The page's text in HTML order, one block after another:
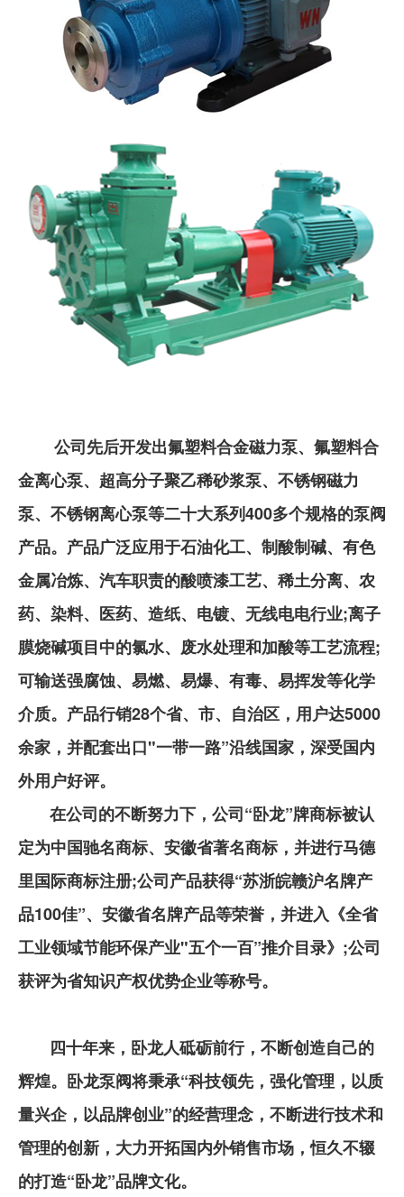
公司先后开发出氟塑料合金磁力泵、氟塑料合
金离心泵、超高分子聚乙稀砂浆泵、不锈钢磁力
泵、不锈钢离心泵等二十大系列400多个规格的泵阀
产品。产品广泛应用于石油化工、制酸制碱、有色
金属冶炼、汽车职责的酸喷漆工艺、稀土分离、农
药、染料、医药、造纸、电镀、无线电电行业;离子
膜烧碱项目中的氯水、废水处理和加酸等工艺流程;
可输送强腐蚀、易燃、易爆、有毒、易挥发等化学
介质。产品行销28个省、市、自治区，用户达5000
余家，并配套出口"一带一路”沿线国家，深受国内
外用户好评。
在公司的不断努力下，公司“卧龙”牌商标被认
定为中国驰名商标、安徽省著名商标，并进行马德
里国际商标注册;公司产品获得“苏浙皖赣沪名牌产
品100佳”、安徽省名牌产品等荣誉，并进入《全省
工业领域节能环保产业"五个一百”推介目录》;公司
获评为省知识产权优势企业等称号。
四十年来，卧龙人砥砺前行，不断创造自己的
辉煌。卧龙泵阀将秉承“科技领先，强化管理，以质
量兴企，以品牌创业”的经营理念，不断进行技术和
管理的创新，大力开拓国内外销售市场，恒久不辍
的打造“卧龙”品牌文化。